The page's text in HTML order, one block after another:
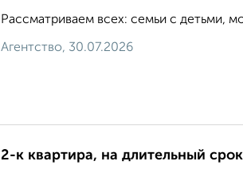
Рассматриваем всех: семьи с детьми,
Агентство, 30.07.2026
2-к квартира, на длительный